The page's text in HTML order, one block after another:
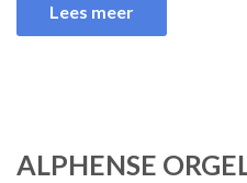
Lees meer
ALPHENSE